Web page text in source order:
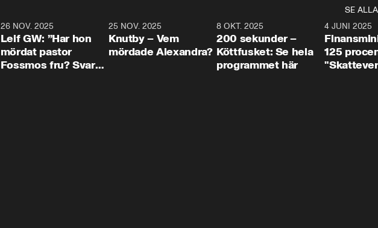
SE ALLA
26 NOV. 2025
Leif GW: ”Har hon
mördat pastor
Fossmos fru? Svar
31:05
25 NOV. 2025
Knutby – Vem
mördade Alexandra?
4:29
8 OKT. 2025
200 sekunder –
Köttfusket: Se hela
programmet här
4 JUNI 2025
125